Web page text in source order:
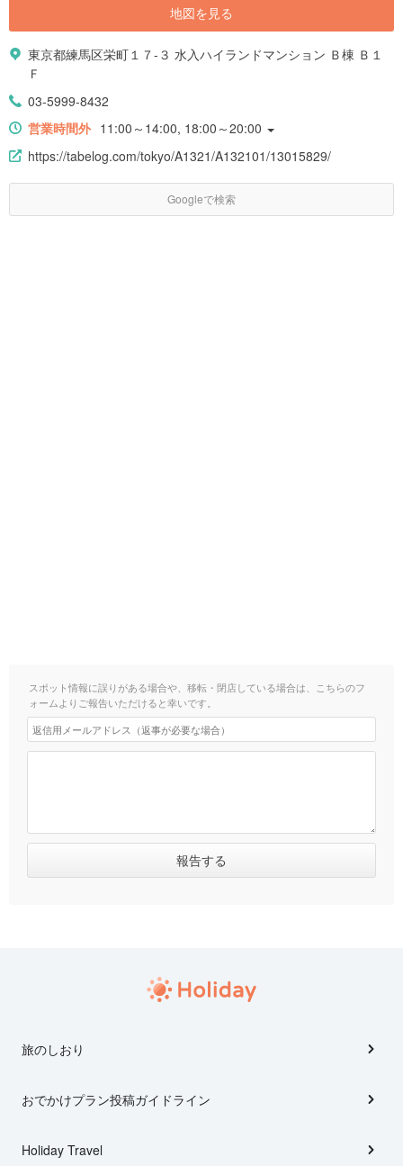
地図を見る
東京都練馬区栄町１７-３ 水入ハイランドマンション Ｂ棟 Ｂ１
Ｆ
03-5999-8432
営業時間外 11:00～14:00, 18:00～20:00
https://tabelog.com/tokyo/A1321/A132101/13015829/
Googleで検索
スポット情報に誤りがある場合や、移転・閉店している場合は、こちらのフ
ォームよりご報告いただけると幸いです。
旅のしおり
おでかけプラン投稿ガイドライン
Holiday Travel